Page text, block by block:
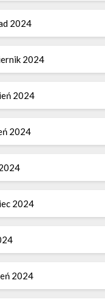
2024
2024
2024
2024
2024
2024